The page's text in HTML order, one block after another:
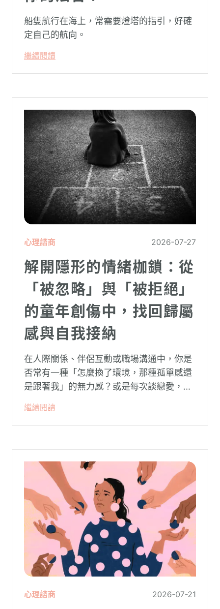
船隻航行在海上，常需要燈塔的指引，好確
定自己的航向。
繼續閱讀
心理諮商 2026-07-27
解開隱形的情緒枷鎖：從
「被忽略」與「被拒絕」
的童年創傷中，找回歸屬
感與自我接納
在人際關係、伴侶互動或職場溝通中，你是
否常有一種「怎麼換了環境，那種孤單感還
是跟著我」的無力感？或是每次談戀愛，總
卻演變成兩敗俱傷？
繼續閱讀
心理諮商 2026-07-21